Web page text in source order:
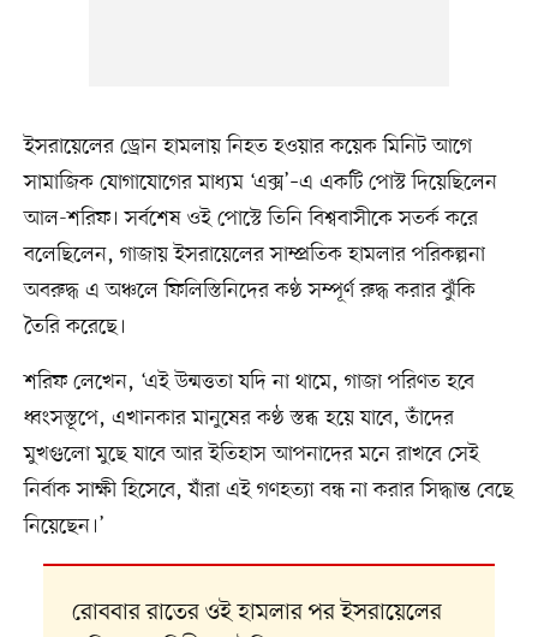
ইসরায়েলের ড্রোন হামলায় নিহত হওয়ার কয়েক মিনিট আগে
সামাজিক যোগাযোগের মাধ্যম ‘এক্স’–এ একটি পোস্ট দিয়েছিলেন
আল-শরিফ। সর্বশেষ ওই পোস্টে তিনি বিশ্ববাসীকে সতর্ক করে
বলেছিলেন, গাজায় ইসরায়েলের সাম্প্রতিক হামলার পরিকল্পনা
অবরুদ্ধ এ অঞ্চলে ফিলিস্তিনিদের কণ্ঠ সম্পূর্ণ রুদ্ধ করার ঝুঁকি
তৈরি করেছে।
শরিফ লেখেন, ‘এই উন্মত্ততা যদি না থামে, গাজা পরিণত হবে
ধ্বংসস্তূপে, এখানকার মানুষের কণ্ঠ স্তব্ধ হয়ে যাবে, তাঁদের
মুখগুলো মুছে যাবে আর ইতিহাস আপনাদের মনে রাখবে সেই
নির্বাক সাক্ষী হিসেবে, যাঁরা এই গণহত্যা বন্ধ না করার সিদ্ধান্ত বেছে
নিয়েছেন।’
রোববার রাতের ওই হামলার পর ইসরায়েলের